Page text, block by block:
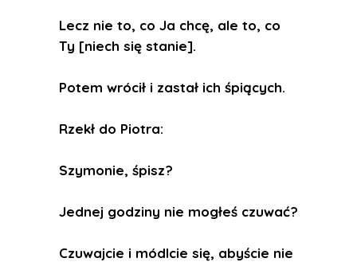
Lecz nie to, co Ja chcę, ale to, co
Ty [niech się stanie].
Potem wrócił i zastał ich śpiących.
Rzekł do Piotra:
Szymonie, śpisz?
Jednej godziny nie mogłeś czuwać?
Czuwajcie i módlcie się, abyście nie